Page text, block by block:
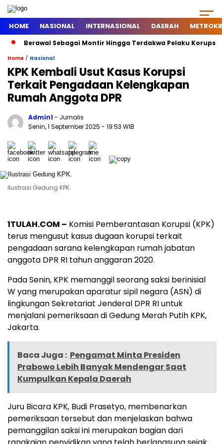
HOME NASIONAL INTERNASIONAL DAERAH
Berawal Sebagai Montir Hingga Terdakwa Pelaku Korupsi
Home / Nasional
KPK Kembali Usut Kasus Korupsi
Terkait Pengadaan Kelengkapan
Rumah Anggota DPR
Admin1- Jurnalis
Senin, 1 September 2025 - 19:53 WIB
Ilustrasi Gedung KPK.
1TULAH.COM – Komisi Pemberantasan Korupsi (KPK)
terus mengusut kasus dugaan korupsi terkait
pengadaan sarana kelengkapan rumah jabatan
anggota DPR RI tahun anggaran 2020.
Pada Senin, KPK memanggil seorang saksi berinisial
W yang merupakan aparatur sipil negara (ASN) di
lingkungan Sekretariat Jenderal DPR RI untuk
menjalani pemeriksaan di Gedung Merah Putih KPK,
Jakarta.
Baca Juga : Pengamat Minta Presiden
Prabowo Lebih Banyak Mendengar Saat
Kumpulkan Kepala Daerah
Juru Bicara KPK, Budi Prasetyo, membenarkan
pemeriksaan tersebut dan menjelaskan bahwa
pemanggilan saksi ini merupakan bagian dari